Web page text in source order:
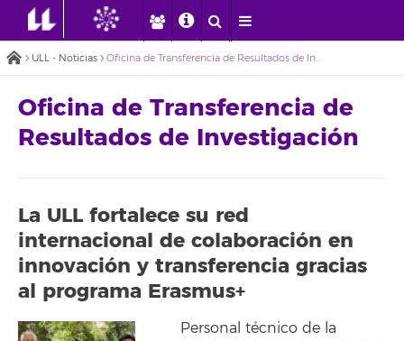
ULL - Noticias Oficina de Transferencia de Resultados de Investigación
Oficina de Transferencia de
Resultados de Investigación
La ULL fortalece su red
internacional de colaboración en
innovación y transferencia gracias
al programa Erasmus+
Personal técnico de la